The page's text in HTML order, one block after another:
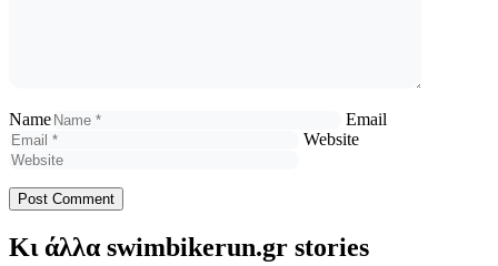
Name
Email
Website
Κι άλλα swimbikerun.gr stories